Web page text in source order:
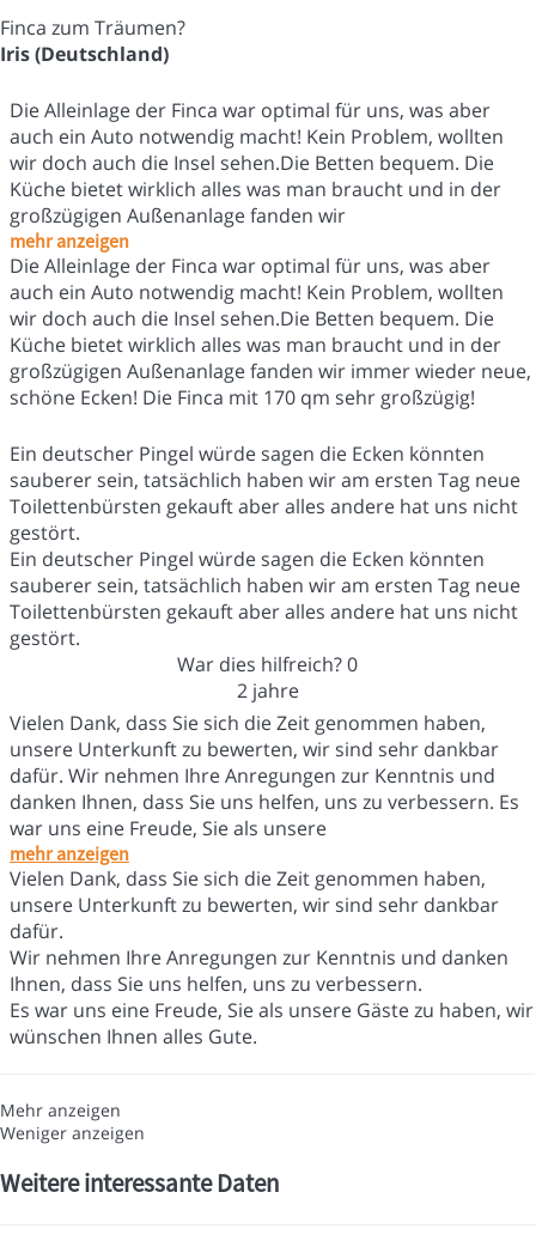
Finca zum Träumen?
Iris (Deutschland)
Die Alleinlage der Finca war optimal für uns, was aber
auch ein Auto notwendig macht! Kein Problem, wollten
wir doch auch die Insel sehen.Die Betten bequem. Die
Küche bietet wirklich alles was man braucht und in der
großzügigen Außenanlage fanden wir
mehr anzeigen
Die Alleinlage der Finca war optimal für uns, was aber
auch ein Auto notwendig macht! Kein Problem, wollten
wir doch auch die Insel sehen.Die Betten bequem. Die
Küche bietet wirklich alles was man braucht und in der
großzügigen Außenanlage fanden wir immer wieder neue,
schöne Ecken! Die Finca mit 170 qm sehr großzügig!
Ein deutscher Pingel würde sagen die Ecken könnten
sauberer sein, tatsächlich haben wir am ersten Tag neue
Toilettenbürsten gekauft aber alles andere hat uns nicht
gestört.
Ein deutscher Pingel würde sagen die Ecken könnten
sauberer sein, tatsächlich haben wir am ersten Tag neue
Toilettenbürsten gekauft aber alles andere hat uns nicht
gestört.
War dies hilfreich?0
2 jahre
Vielen Dank, dass Sie sich die Zeit genommen haben,
unsere Unterkunft zu bewerten, wir sind sehr dankbar
dafür. Wir nehmen Ihre Anregungen zur Kenntnis und
danken Ihnen, dass Sie uns helfen, uns zu verbessern. Es
war uns eine Freude, Sie als unsere
mehr anzeigen
Vielen Dank, dass Sie sich die Zeit genommen haben,
unsere Unterkunft zu bewerten, wir sind sehr dankbar
dafür.
Wir nehmen Ihre Anregungen zur Kenntnis und danken
Ihnen, dass Sie uns helfen, uns zu verbessern.
Es war uns eine Freude, Sie als unsere Gäste zu haben, wir
wünschen Ihnen alles Gute.
Mehr anzeigen
Weniger anzeigen
Weitere interessante Daten